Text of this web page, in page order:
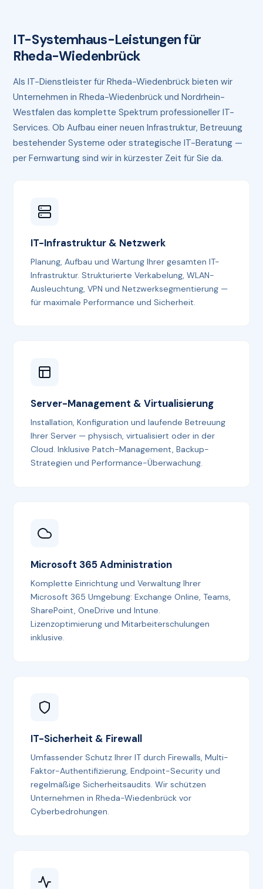
IT-Systemhaus-Leistungen für
Rheda-Wiedenbrück
Als IT-Dienstleister für Rheda-Wiedenbrück bieten wir
Unternehmen in Rheda-Wiedenbrück und Nordrhein-
Westfalen das komplette Spektrum professioneller IT-
Services. Ob Aufbau einer neuen Infrastruktur, Betreuung
bestehender Systeme oder strategische IT-Beratung —
per Fernwartung sind wir in kürzester Zeit für Sie da.
IT-Infrastruktur & Netzwerk
Planung, Aufbau und Wartung Ihrer gesamten IT-
Infrastruktur. Strukturierte Verkabelung, WLAN-
Ausleuchtung, VPN und Netzwerksegmentierung —
für maximale Performance und Sicherheit.
Server-Management & Virtualisierung
Installation, Konfiguration und laufende Betreuung
Ihrer Server — physisch, virtualisiert oder in der
Cloud. Inklusive Patch-Management, Backup-
Strategien und Performance-Überwachung.
Microsoft 365 Administration
Komplette Einrichtung und Verwaltung Ihrer
Microsoft 365 Umgebung: Exchange Online, Teams,
SharePoint, OneDrive und Intune.
Lizenzoptimierung und Mitarbeiterschulungen
inklusive.
IT-Sicherheit & Firewall
Umfassender Schutz Ihrer IT durch Firewalls, Multi-
Faktor-Authentifizierung, Endpoint-Security und
regelmäßige Sicherheitsaudits. Wir schützen
Unternehmen in Rheda-Wiedenbrück vor
Cyberbedrohungen.